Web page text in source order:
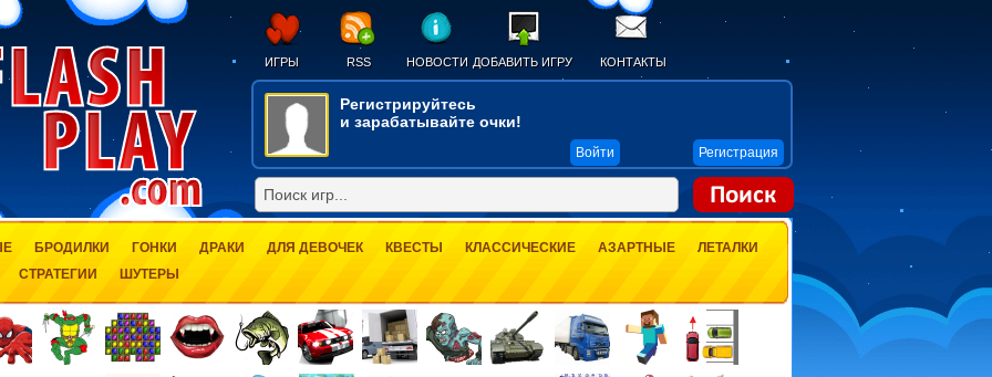
ИГРЫ RSS НОВОСТИ ДОБАВИТЬ ИГРУ КОНТАКТЫ
Регистрируйтесь
и зарабатывайте очки!
Войти Регистрация
БРОДИЛКИ ГОНКИ ДРАКИ ДЛЯ ДЕВОЧЕК КВЕСТЫ КЛАССИЧЕСКИЕ АЗАРТНЫЕ
ЛЕТАЛКИ
СТРАТЕГИИ
ШУТЕРЫ